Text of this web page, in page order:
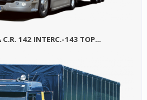
C.R. 142 INTERC.-143 TOP...